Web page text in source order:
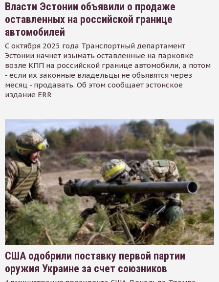
Власти Эстонии объявили о продаже
оставленных на российской границе
автомобилей
С октября 2025 года Транспортный департамент
Эстонии начнет изымать оставленные на парковке
возле КПП на российской границе автомобили, а потом
- если их законные владельцы не объявятся через
месяц - продавать. Об этом сообщает эстонское
издание ERR
США одобрили поставку первой партии
оружия Украине за счет союзников